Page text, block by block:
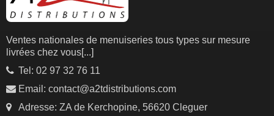
Ventes nationales de menuiseries tous types sur mesure
livrées chez vous[...]
Tel: 02 97 32 76 11
Email: contact@a2tdistributions.com
Adresse: ZA de Kerchopine, 56620 Cleguer